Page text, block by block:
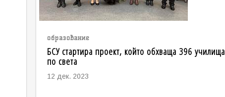
образование
БСУ стартира проект, който обхваща 396 училища
по света
12 дек. 2023